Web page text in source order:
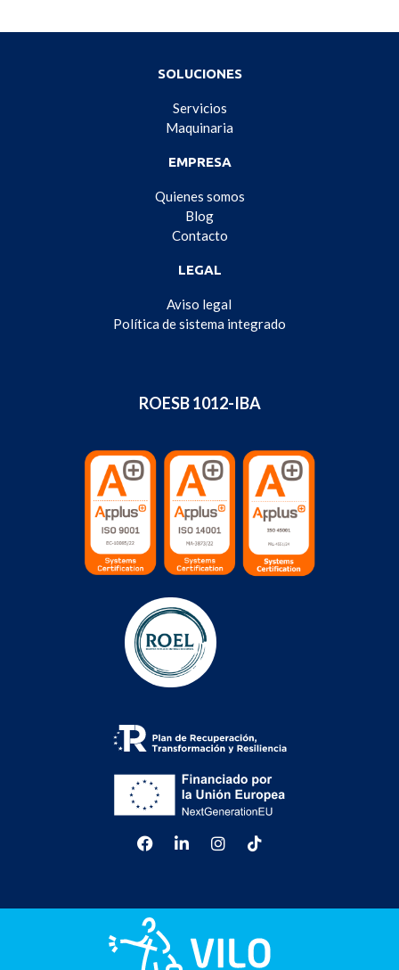
SOLUCIONES
Servicios
Maquinaria
EMPRESA
Quienes somos
Blog
Contacto
LEGAL
Aviso legal
Política de sistema integrado
ROESB 1012-IBA